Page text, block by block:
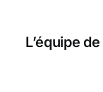
L’équipe